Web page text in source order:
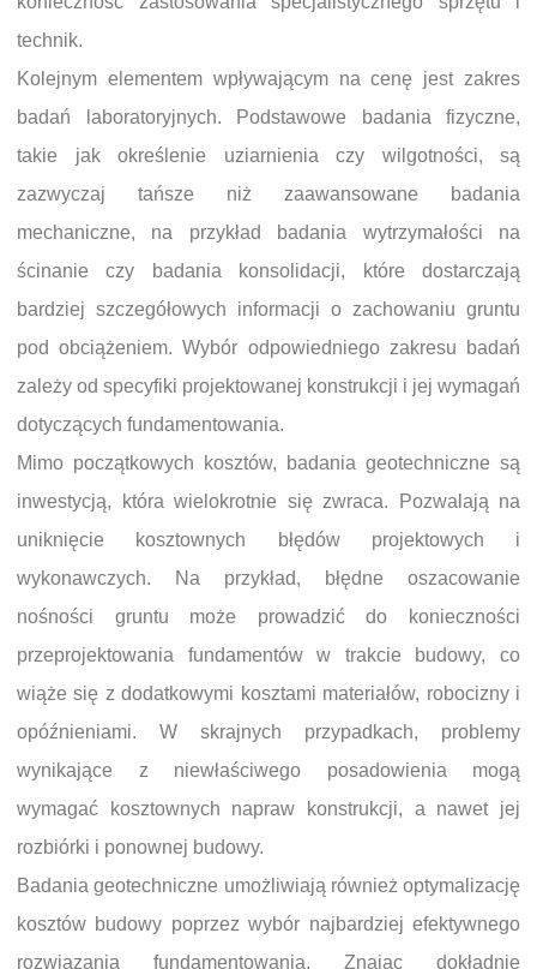
technik.
Kolejnym elementem wpływającym na cenę jest zakres
badań laboratoryjnych. Podstawowe badania fizyczne,
takie jak określenie uziarnienia czy wilgotności, są
zazwyczaj tańsze niż zaawansowane badania
mechaniczne, na przykład badania wytrzymałości na
ścinanie czy badania konsolidacji, które dostarczają
bardziej szczegółowych informacji o zachowaniu gruntu
pod obciążeniem. Wybór odpowiedniego zakresu badań
zależy od specyfiki projektowanej konstrukcji i jej wymagań
dotyczących fundamentowania.
Mimo początkowych kosztów, badania geotechniczne są
inwestycją, która wielokrotnie się zwraca. Pozwalają na
uniknięcie kosztownych błędów projektowych i
wykonawczych. Na przykład, błędne oszacowanie
nośności gruntu może prowadzić do konieczności
przeprojektowania fundamentów w trakcie budowy, co
wiąże się z dodatkowymi kosztami materiałów, robocizny i
opóźnieniami. W skrajnych przypadkach, problemy
wynikające z niewłaściwego posadowienia mogą
wymagać kosztownych napraw konstrukcji, a nawet jej
rozbiórki i ponownej budowy.
Badania geotechniczne umożliwiają również optymalizację
kosztów budowy poprzez wybór najbardziej efektywnego
rozwiązania fundamentowania. Znając dokładnie